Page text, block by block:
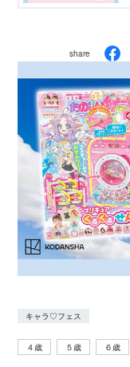
share
キャラ♡フェス
４歳 ５歳 ６歳